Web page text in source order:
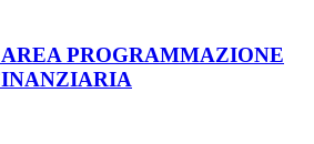
PROGRAMMAZIONE